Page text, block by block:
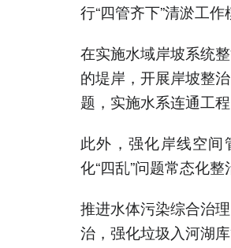
行“四管齐下”清淤工
在实施水域岸坡系统
的堤岸，开展岸坡整
题，实施水系连通工
此外，强化岸线空
化“四乱”问题常态化
推进水体污染综合治
治，强化垃圾入河湖库